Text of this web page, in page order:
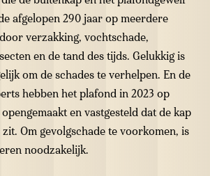
afgelopen 290 jaar op meerdere
verzakking, vochtschade,
en de tand des tijds. Gelukkig is
om de schades te verhelpen. En de
hebben het plafond in 2023 op
en vastgesteld dat de kap
Om gevolgschade te voorkomen, is
noodzakelijk.